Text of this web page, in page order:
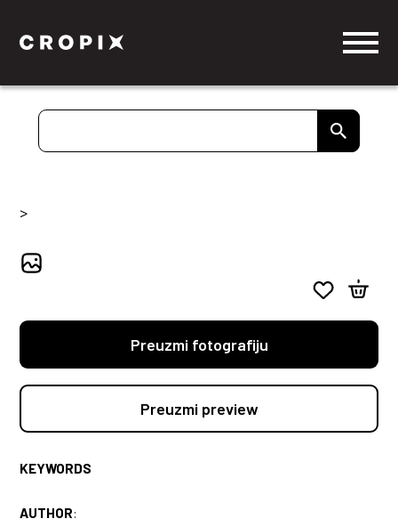
>
Preuzmi fotografiju
Preuzmi preview
KEYWORDS
AUTHOR: